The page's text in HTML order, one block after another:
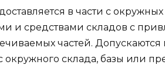
в части с
и средствами складов с
частей.
окружного склада, базы или